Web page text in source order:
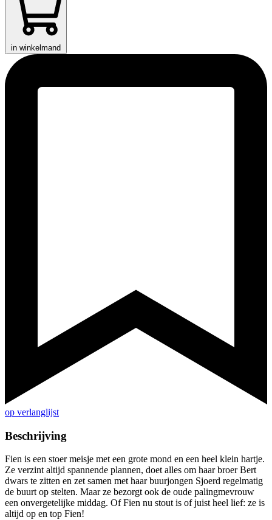
in winkelmand
op verlanglijst
Beschrijving
Fien is een stoer meisje met een grote mond en een heel klein hartje.
Ze verzint altijd spannende plannen, doet alles om haar broer Bert
dwars te zitten en zet samen met haar buurjongen Sjoerd regelmatig
de buurt op stelten. Maar ze bezorgt ook de oude palingmevrouw
een onvergetelijke middag. Of Fien nu stout is of juist heel lief: ze is
altijd op en top Fien!